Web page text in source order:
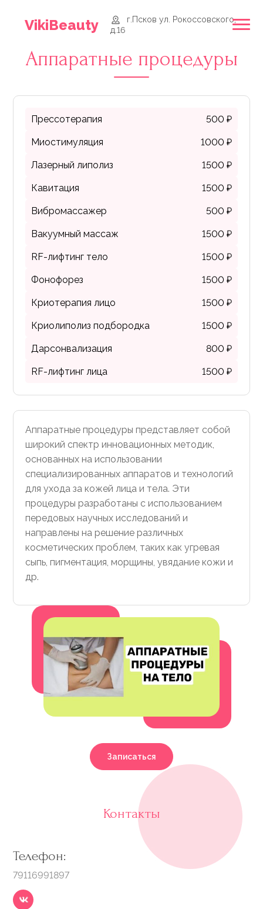
VikiBeauty
г.Псков ул. Рокоссовского,
д.16
Аппаратные процедуры
Прессотерапия 500 ₽
Миостимуляция 1000 ₽
Лазерный липолиз 1500 ₽
Кавитация 1500 ₽
Вибромассажер 500 ₽
Вакуумный массаж 1500 ₽
RF-лифтинг тело 1500 ₽
Фонофорез 1500 ₽
Криотерапия лицо 1500 ₽
Криолиполиз подбородка 1500 ₽
Дарсонвализация 800 ₽
RF-лифтинг лица 1500 ₽
Аппаратные процедуры представляет собой
широкий спектр инновационных методик,
основанных на использовании
специализированных аппаратов и технологий
для ухода за кожей лица и тела. Эти
процедуры разработаны с использованием
передовых научных исследований и
направлены на решение различных
косметических проблем, таких как угревая
сыпь, пигментация, морщины, увядание кожи и
др.
Записаться
Контакты
Телефон:
79116991897